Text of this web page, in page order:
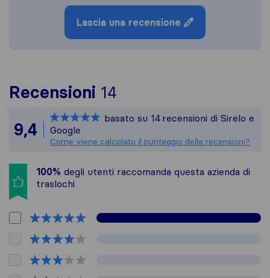
Lascia una recensione
Recensioni 14
Tutte le recensioni
9,4
basato su 14 recensioni di Sirelo e
Google
Come viene calcolato il punteggio delle recensioni?
100% degli utenti raccomanda questa azienda di
traslochi